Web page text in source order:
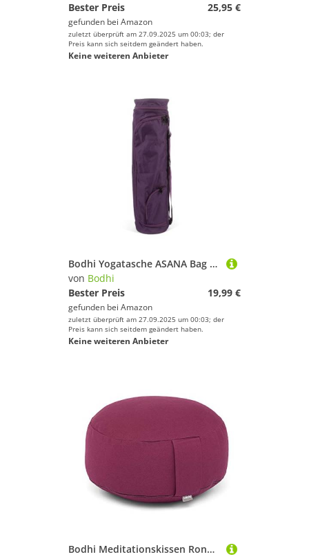
Bester Preis
25,95 €
gefunden bei Amazon
zuletzt überprüft am 27.09.2025 um 00:03; der
Preis kann sich seitdem geändert haben.
Keine weiteren Anbieter
Bodhi Yogatasche ASANA Bag 60 | Spritzwasserfeste Sporttasche | Außentaschen für extra Platz | Polyestertasche für Yogamatten & Zubehör | Yogamattentasche für 60 cm breite Matten | lila
von Bodhi
Bester Preis
19,99 €
gefunden bei Amazon
zuletzt überprüft am 27.09.2025 um 00:03; der
Preis kann sich seitdem geändert haben.
Keine weiteren Anbieter
Bodhi Meditationskissen Rondo | ECO Serie | Yogakissen mit Kapokfüllung | Abnehmbarer Bezug aus 100% Bio-Baumwolle | Höhe 20 cm | Sitzkissen mit praktischer Trageschlaufe | Aubergine